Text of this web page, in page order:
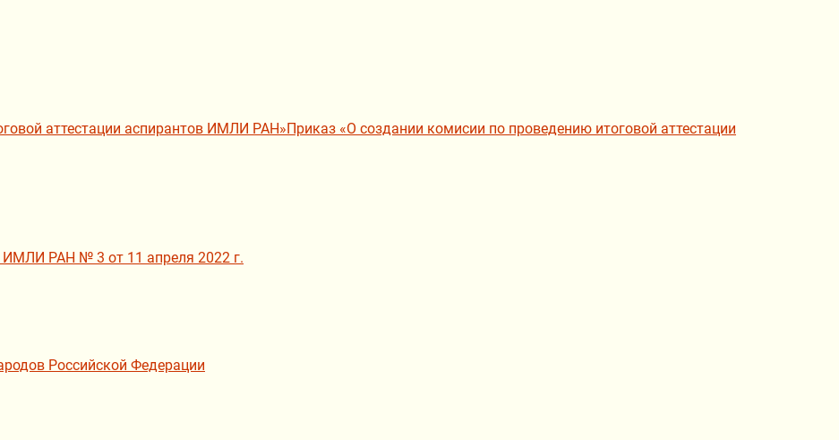
аттестации аспирантов ИМЛИ РАН»Приказ «О создании комисии по проведению итоговой аттестации
ИМЛИ РАН № 3 от 11 апреля 2022 г.
Российской Федерации